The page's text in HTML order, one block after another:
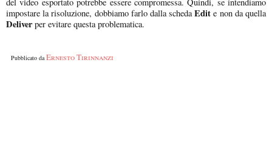
impostare la risoluzione, dobbiamo farlo dalla schedaEdite non da quella
Deliverper evitare questa problematica.
Pubblicato daErnesto Tirinnanzi